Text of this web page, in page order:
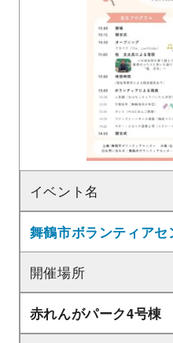
イベント名
舞鶴市ボランティア
開催場所
赤れんがパーク4号棟